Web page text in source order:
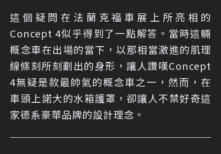
這個疑問在法蘭克福車展上所亮相的
Concept 4似乎得到了一點解答。當時這輛
概念車在出場的當下，以那相當激進的肌理
線條刻所刻劃出的身形，讓人讚嘆Concept
4無疑是款最帥氣的概念車之一，然而，在
車頭上諾大的水箱護罩，卻讓人不禁好奇這
家德系豪華品牌的設計理念。